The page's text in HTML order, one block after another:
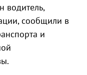
водитель,
сообщили в
и